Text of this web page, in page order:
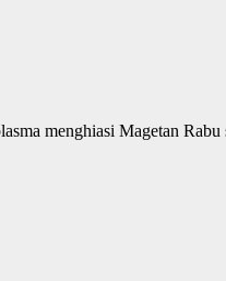
menghiasi Magetan